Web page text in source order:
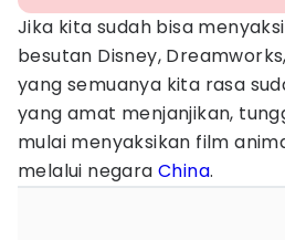
Jika kita sudah bisa
besutan Disney,
yang semuanya kita rasa
yang amat menjanjikan,
mulai menyaksikan film
melalui negaraChina.